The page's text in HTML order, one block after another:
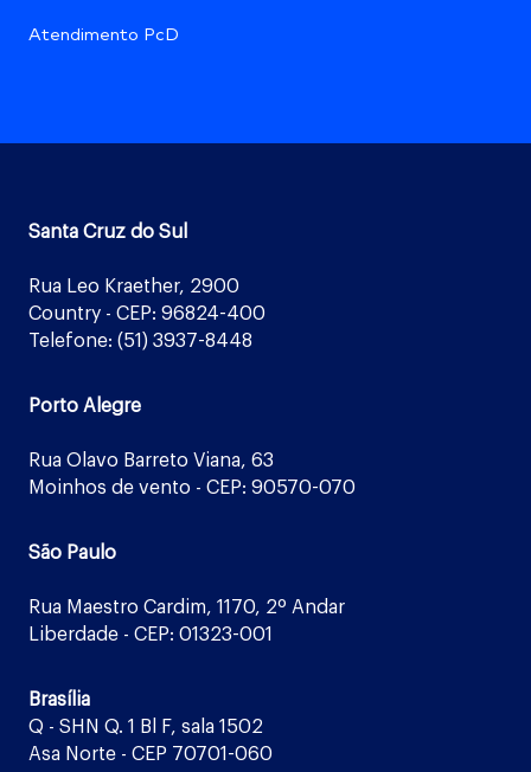
Atendimento PcD
Santa Cruz do Sul
Rua Leo Kraether, 2900
Country - CEP: 96824-400
Telefone: (51) 3937-8448
Porto Alegre
Rua Olavo Barreto Viana, 63
Moinhos de vento - CEP: 90570-070
São Paulo
Rua Maestro Cardim, 1170, 2º Andar
Liberdade - CEP: 01323-001
Brasília
Q - SHN Q. 1 Bl F, sala 1502
Asa Norte - CEP 70701-060